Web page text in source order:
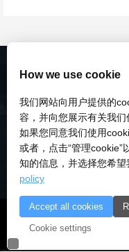
© 2018-2026 深圳市
18028922号-
How we use cookie
我们网站向用户提供的
容，并向您展示有关我们
如果您同意我们使用
或者，点击“管理cookie”
知的信息，并选择您希
policy
Accept all cookies
Cookie settings